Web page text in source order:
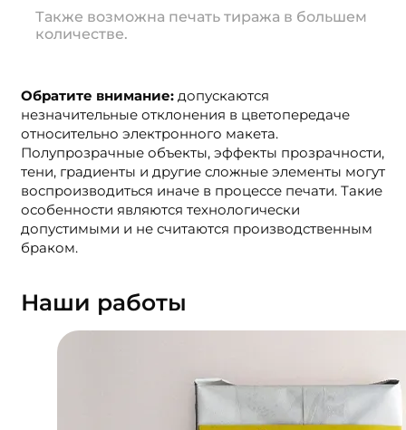
Также возможна печать тиража в большем
количестве.
Обратите внимание: допускаются
незначительные отклонения в цветопередаче
относительно электронного макета.
Полупрозрачные объекты, эффекты прозрачности,
тени, градиенты и другие сложные элементы могут
воспроизводиться иначе в процессе печати. Такие
особенности являются технологически
допустимыми и не считаются производственным
браком.
Наши работы